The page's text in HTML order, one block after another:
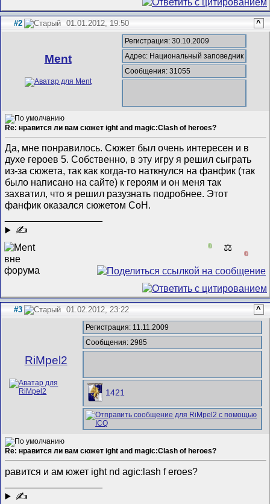
#2 01.01.2012, 19:50 ^
Ment
Регистрация: 30.10.2009
Адрес: Национальный заповедник
Сообщения: 31055
Re: нравится ли вам сюжет ight and magic:Clash of heroes?
Да, мне понравилось. Сюжет был очень интересен и в
духе героев 5. Собственно, в эту игру я решил сыграть
из-за сюжета, так как когда-то наткнулся на фанфик (так
было написано на сайте) к героям и он меня так
захватил, что я решил разузнать подробнее. Этот
фанфик оказался сюжетом СоН.
✍
0 ⚖️
0
#3 01.02.2012, 23:22 ^
RiMpel2
Регистрация: 11.11.2009
Сообщения: 2985
1421
Re: нравится ли вам сюжет ight and magic:Clash of heroes?
равится и ам южет ight nd agic:lash f eroes?
✍